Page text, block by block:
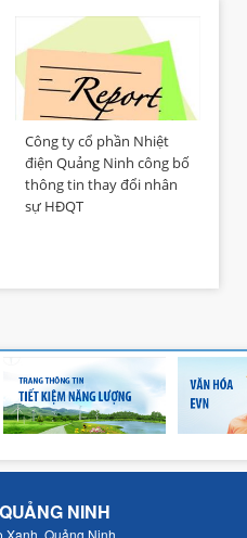
Công ty cổ phần Nhiệt
điện Quảng Ninh công bố
thông tin thay đổi nhân
sự HĐQT
NINH
Quảng Ninh.